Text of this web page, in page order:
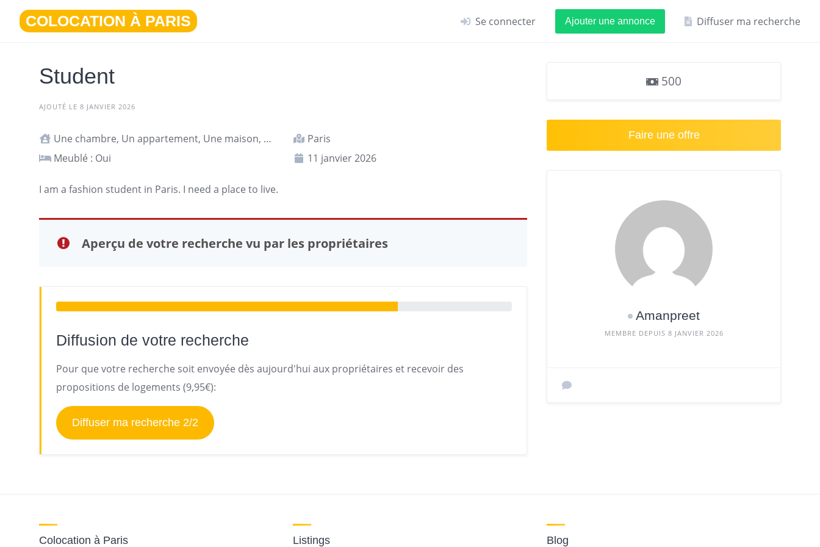
contenu
COLOCATION À PARIS Se connecter Ajouter une annonce Diffuser ma recherche
Student
AJOUTÉ LE 8 JANVIER 2026
Une chambre, Un appartement, Une maison, Studio ou T1
Paris
Meublé : Oui
11 janvier 2026
I am a fashion student in Paris. I need a place to live.
Aperçu de votre recherche vu par les propriétaires
Diffusion de votre recherche
Pour que votre recherche soit envoyée dès aujourd'hui aux propriétaires et recevoir des
propositions de logements (9,95€):
Diffuser ma recherche 2/2
500
Faire une offre
Amanpreet
MEMBRE DEPUIS 8 JANVIER 2026
Colocation à Paris Listings Blog